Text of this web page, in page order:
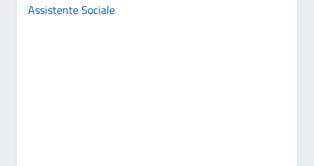
Assistente Sociale